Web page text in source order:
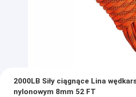
2000LB Siły ciągnące Lina
nylonowym 8mm 52 FT